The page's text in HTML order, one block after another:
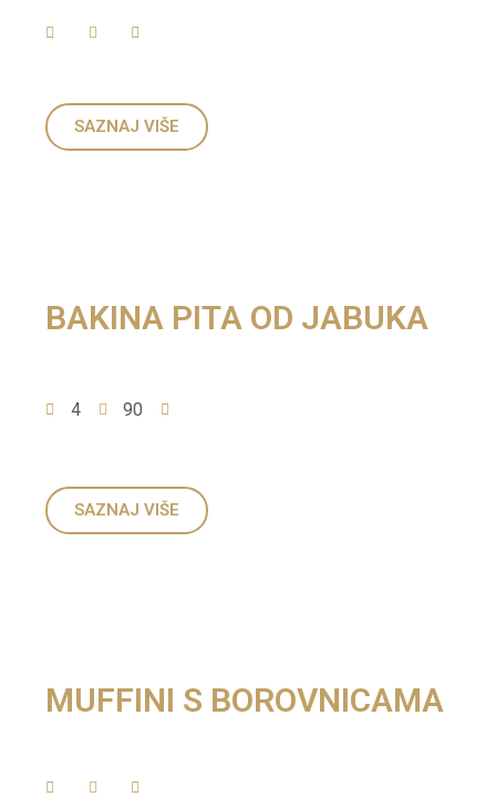
SAZNAJ VIŠE
BAKINA PITA OD JABUKA
4 90
SAZNAJ VIŠE
MUFFINI S BOROVNICAMA